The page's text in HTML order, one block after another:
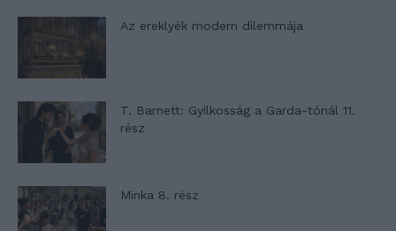
Az ereklyék modern dilemmája
T. Barnett: Gyilkosság a Garda-tónál 11.
rész
Minka 8. rész